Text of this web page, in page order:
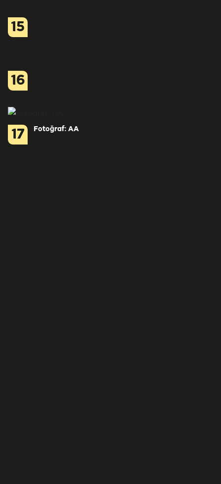
15
16
17 Fotoğraf: AA